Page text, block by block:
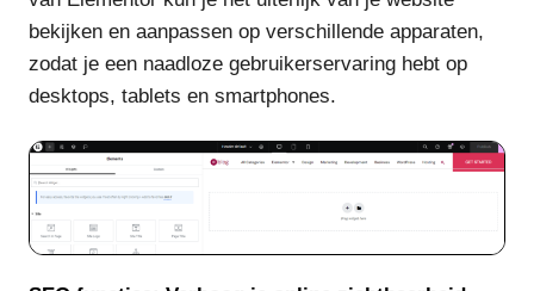
bekijken en aanpassen op verschillende apparaten,
zodat je een naadloze gebruikerservaring hebt op
desktops, tablets en smartphones.